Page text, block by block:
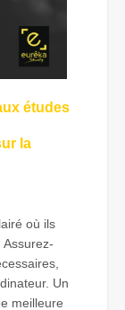
études
la
où ils
Un
meilleure